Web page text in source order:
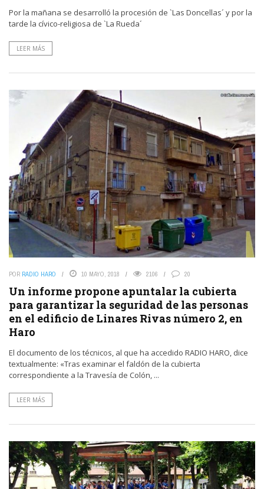
Por la mañana se desarrolló la procesión de `Las Doncellas´ y por la
tarde la cívico-religiosa de `La Rueda´
LEER MÁS
POR RADIO HARO 10 MAYO, 2018 2106 20
Un informe propone apuntalar la cubierta
para garantizar la seguridad de las personas
en el edificio de Linares Rivas número 2, en
Haro
El documento de los técnicos, al que ha accedido RADIO HARO, dice
textualmente: «Tras examinar el faldón de la cubierta
correspondiente a la Travesía de Colón, ...
LEER MÁS